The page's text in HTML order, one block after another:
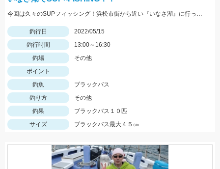
今回は久々のSUPフィッシング！浜松市街から近い『いなさ湖』に行ってきました！！
釣行日
2022/05/15
釣行時間
13:00～16:30
釣場
その他
ポイント
釣魚
ブラックバス
釣り方
その他
釣果
ブラックバス１０匹
サイズ
ブラックバス最大４５㎝